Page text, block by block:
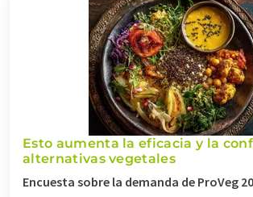
Esto aumenta la eficacia y la
alternativas vegetales
Encuesta sobre la demanda de ProVeg